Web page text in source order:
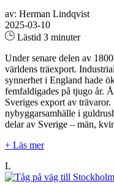
av: Herman Lindqvist
2025-03-10
Lästid 3 minuter
Under senare delen av
världens träexport.
synnerhet i England hade
femfaldigades på tjugo år.
Sveriges export av
nybyggarsamhälle i
delar av Sverige – män,
+ Läs mer
L